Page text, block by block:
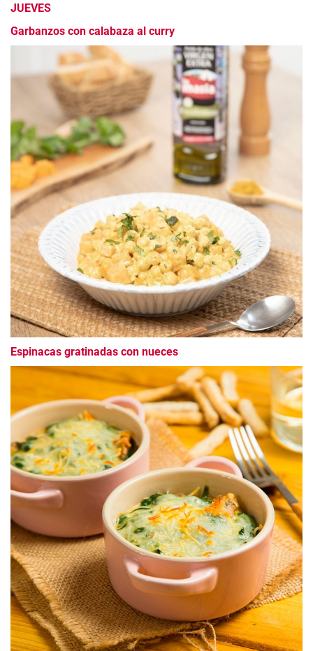
JUEVES
Garbanzos con calabaza al curry
Espinacas gratinadas con nueces